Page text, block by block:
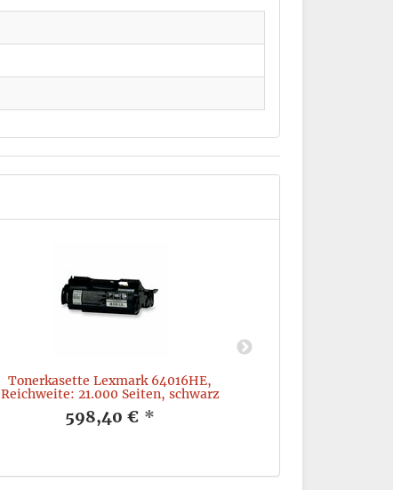
Tonerkasette Lexmark 64016HE,
Reichweite: 21.000 Seiten, schwarz
598,40 € *